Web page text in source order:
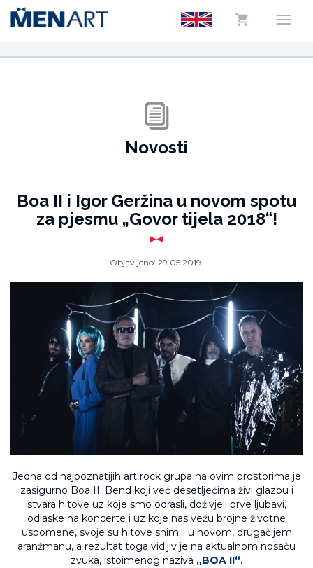
Novosti
Boa II i Igor Geržina u novom spotu
za pjesmu „Govor tijela 2018“!
Objavljeno: 29.05.2019.
Jedna od najpoznatijih art rock grupa na ovim prostorima je
zasigurno Boa II. Bend koji već desetljećima živi glazbu i
stvara hitove uz koje smo odrasli, doživjeli prve ljubavi,
odlaske na koncerte i uz koje nas vežu brojne životne
uspomene, svoje su hitove snimili u novom, drugačijem
aranžmanu, a rezultat toga vidljiv je na aktualnom nosaču
zvuka, istoimenog naziva „BOA II“.